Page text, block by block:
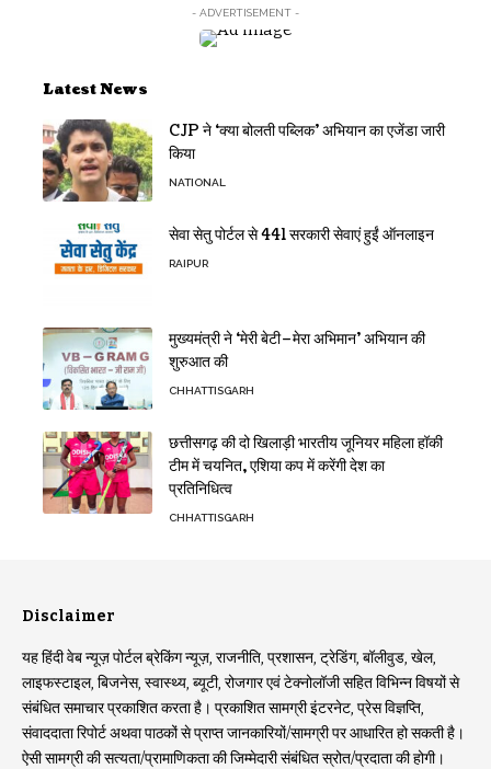
- ADVERTISEMENT -
Latest News
CJP ने ‘क्या बोलती पब्लिक’ अभियान का एजेंडा जारी
किया
NATIONAL
सेवा सेतु पोर्टल से 441 सरकारी सेवाएं हुईं ऑनलाइन
RAIPUR
मुख्यमंत्री ने ‘मेरी बेटी–मेरा अभिमान’ अभियान की
शुरुआत की
CHHATTISGARH
छत्तीसगढ़ की दो खिलाड़ी भारतीय जूनियर महिला हॉकी
टीम में चयनित, एशिया कप में करेंगी देश का
प्रतिनिधित्व
CHHATTISGARH
Disclaimer
यह हिंदी वेब न्यूज़ पोर्टल ब्रेकिंग न्यूज़, राजनीति, प्रशासन, ट्रेडिंग, बॉलीवुड, खेल,
लाइफस्टाइल, बिजनेस, स्वास्थ्य, ब्यूटी, रोजगार एवं टेक्नोलॉजी सहित विभिन्न विषयों से
संबंधित समाचार प्रकाशित करता है। प्रकाशित सामग्री इंटरनेट, प्रेस विज्ञप्ति,
संवाददाता रिपोर्ट अथवा पाठकों से प्राप्त जानकारियों/सामग्री पर आधारित हो सकती है।
ऐसी सामग्री की सत्यता/प्रामाणिकता की जिम्मेदारी संबंधित स्रोत/प्रदाता की होगी।